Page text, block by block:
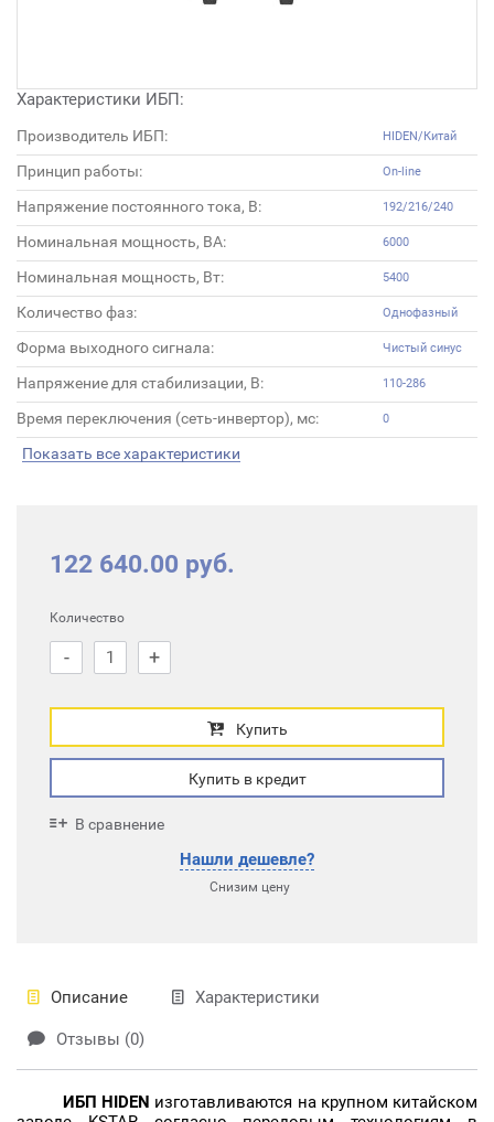
Характеристики ИБП:
Производитель ИБП: HIDEN/Китай
Принцип работы: On-line
Напряжение постоянного тока, В: 192/216/240
Номинальная мощность, ВА: 6000
Номинальная мощность, Вт: 5400
Количество фаз: Однофазный
Форма выходного сигнала: Чистый синус
Напряжение для стабилизации, В: 110-286
Время переключения (сеть-инвертор), мс: 0
Показать все характеристики
122 640.00 руб.
Количество
- +
Купить
Купить в кредит
В сравнение
Нашли дешевле?
Снизим цену
Описание Характеристики
Отзывы (0)
ИБП HIDEN изготавливаются на крупном китайском